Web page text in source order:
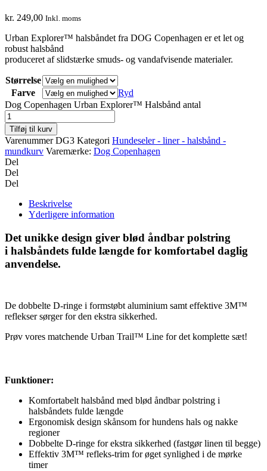
kr. 249,00 Inkl. moms
Urban Explorer™ halsbåndet fra DOG Copenhagen er et let og
robust halsbånd
produceret af slidstærke smuds- og vandafvisende materialer.
Størrelse
Farve
Ryd
Dog Copenhagen Urban Explorer™ Halsbånd antal
Tilføj til kurv
VarenummerDG3 Kategori Hundeseler - liner - halsbånd -
mundkurv Varemærke: Dog Copenhagen
Del
Del
Del
Beskrivelse
Yderligere information
Det unikke design giver blød åndbar polstring
i halsbåndets fulde længde for komfortabel daglig
anvendelse.
De dobbelte D-ringe i formstøbt aluminium samt effektive 3M™
reflekser sørger for den ekstra sikkerhed.
Prøv vores matchende Urban Trail™ Line for det komplette sæt!
Funktioner:
Komfortabelt halsbånd med blød åndbar polstring i
halsbåndets fulde længde
Ergonomisk design skånsom for hundens hals og nakke
regioner
Dobbelte D-ringe for ekstra sikkerhed (fastgør linen til begge)
Effektiv 3M™ refleks-trim for øget synlighed i de mørke
timer